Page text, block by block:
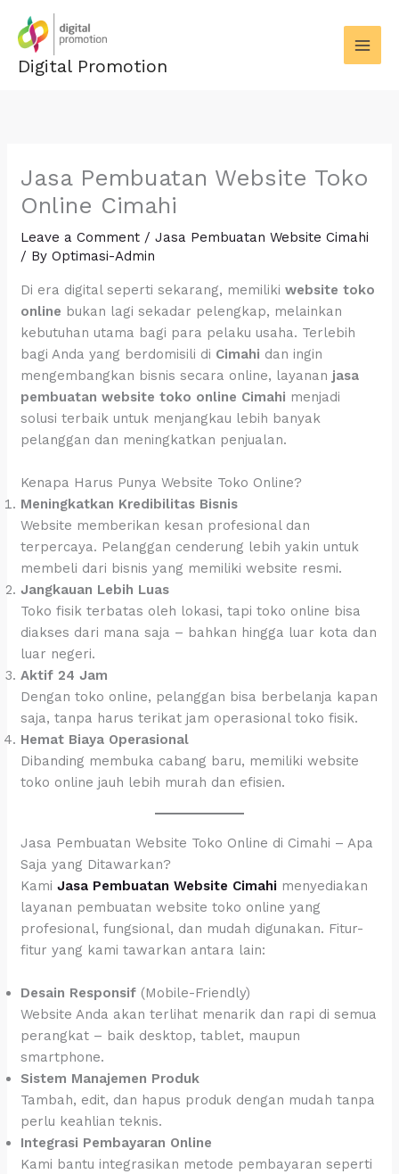
content
Digital Promotion
Jasa Pembuatan Website Toko
Online Cimahi
Leave a Comment /Jasa Pembuatan Website Cimahi
/ ByOptimasi-Admin
Di era digital seperti sekarang, memilikiwebsite toko
online bukan lagi sekadar pelengkap, melainkan
kebutuhan utama bagi para pelaku usaha. Terlebih
bagi Anda yang berdomisili di Cimahi dan ingin
mengembangkan bisnis secara online, layanan jasa
pembuatan website toko online Cimahi menjadi
solusi terbaik untuk menjangkau lebih banyak
pelanggan dan meningkatkan penjualan.
Kenapa Harus Punya Website Toko Online?
Meningkatkan Kredibilitas Bisnis
Website memberikan kesan profesional dan
terpercaya. Pelanggan cenderung lebih yakin untuk
membeli dari bisnis yang memiliki website resmi.
Jangkauan Lebih Luas
Toko fisik terbatas oleh lokasi, tapi toko online bisa
diakses dari mana saja – bahkan hingga luar kota dan
luar negeri.
Aktif 24 Jam
Dengan toko online, pelanggan bisa berbelanja kapan
saja, tanpa harus terikat jam operasional toko fisik.
Hemat Biaya Operasional
Dibanding membuka cabang baru, memiliki website
toko online jauh lebih murah dan efisien.
Jasa Pembuatan Website Toko Online di Cimahi – Apa
Saja yang Ditawarkan?
KamiJasa Pembuatan Website Cimahi menyediakan
layanan pembuatan website toko online yang
profesional, fungsional, dan mudah digunakan. Fitur-
fitur yang kami tawarkan antara lain:
Desain Responsif (Mobile-Friendly)
Website Anda akan terlihat menarik dan rapi di semua
perangkat – baik desktop, tablet, maupun
smartphone.
Sistem Manajemen Produk
Tambah, edit, dan hapus produk dengan mudah tanpa
perlu keahlian teknis.
Integrasi Pembayaran Online
Kami bantu integrasikan metode pembayaran seperti